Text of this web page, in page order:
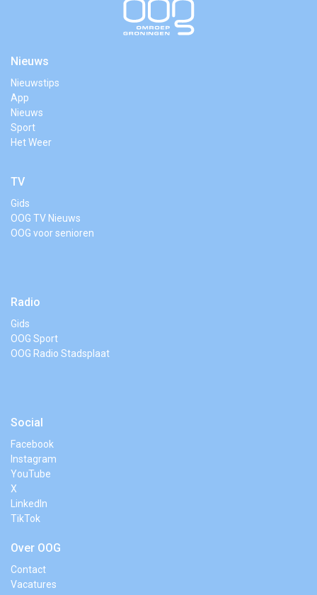
Nieuws
Nieuwstips
App
Nieuws
Sport
Het Weer
TV
Gids
OOG TV Nieuws
OOG voor senioren
Radio
Gids
OOG Sport
OOG Radio Stadsplaat
Social
Facebook
Instagram
YouTube
X
LinkedIn
TikTok
Over OOG
Contact
Vacatures